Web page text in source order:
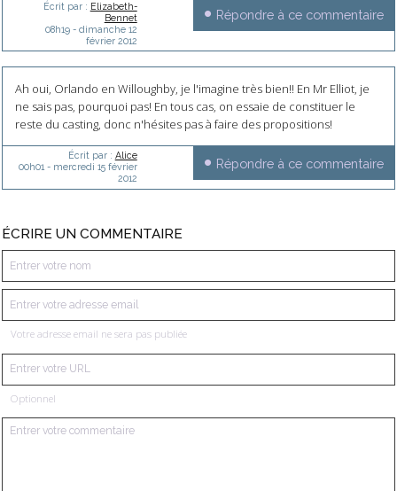
Écrit par : Elizabeth-
Bennet
08h19- dimanche 12
février 2012
Répondre à ce commentaire
Ah oui, Orlando en Willoughby, je l'imagine très bien!! En Mr Elliot, je
ne sais pas, pourquoi pas! En tous cas, on essaie de constituer le
reste du casting, donc n'hésites pas à faire des propositions!
Écrit par : Alice
00h01- mercredi 15 février
2012
Répondre à ce commentaire
ÉCRIRE UN COMMENTAIRE
Votre adresse email ne sera pas publiée
Optionnel